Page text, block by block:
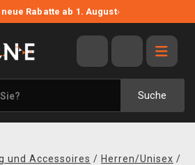
Rabatte ab 1. August›
Suche
und Accessoires / Herren/Unisex /